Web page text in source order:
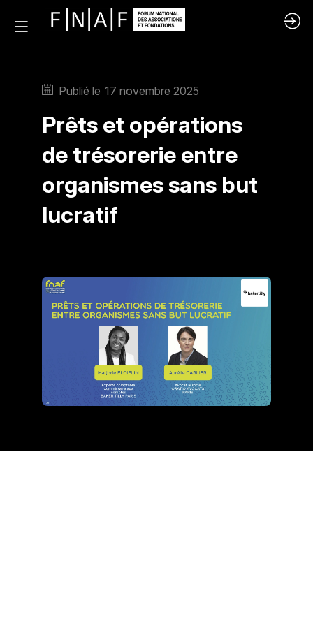
Publié le 17 novembre 2025
Prêts et opérations
de trésorerie entre
organismes sans but
lucratif